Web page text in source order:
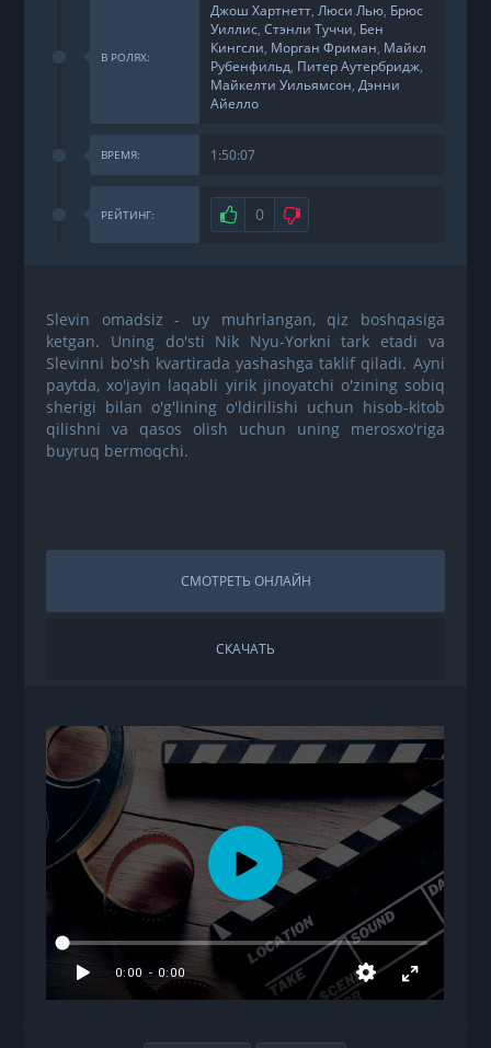
В РОЛЯХ:
Джош Хартнетт,Люси Лью, Брюс
Уиллис,Стэнли Туччи, Бен
Кингсли, Морган Фриман, Майкл
Рубенфильд, Питер Аутербридж,
Майкелти Уильямсон,Дэнни
Айелло
ВРЕМЯ: 1:50:07
РЕЙТИНГ: Нравится
0 Не нравится
Slevin omadsiz - uy muhrlangan, qiz boshqasiga
ketgan. Uning do'sti Nik Nyu-Yorkni tark etadi va
Slevinni bo'sh kvartirada yashashga taklif qiladi. Ayni
paytda, xo'jayin laqabli yirik jinoyatchi o'zining sobiq
sherigi bilan o'g'lining o'ldirilishi uchun hisob-kitob
qilishni va qasos olish uchun uning merosxo'riga
buyruq bermoqchi.
СМОТРЕТЬ ОНЛАЙН
СКАЧАТЬ